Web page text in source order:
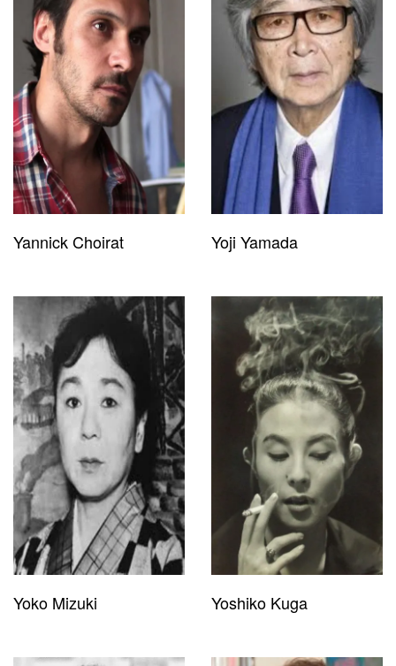
Yannick Choirat Yoji Yamada
Yoko Mizuki Yoshiko Kuga